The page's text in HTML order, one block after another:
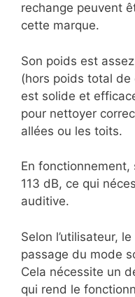
rechange peuvent
cette marque.
Son poids est
(hors poids total
est solide et
pour nettoyer
allées ou les toits.
En
113 dB, ce qui
auditive.
Selon l’utilisateur,
passage du mode
Cela nécessite un
qui rend le